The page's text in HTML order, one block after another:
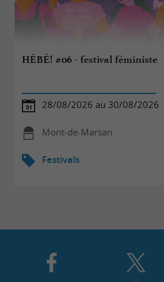
HÉBÉ! #06 - festival féministe
28/08/2026 au 30/08/2026
Mont-de-Marsan
Festivals